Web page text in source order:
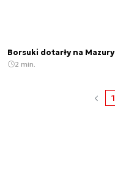
Borsuki dotarły na Mazury
2 min.
1